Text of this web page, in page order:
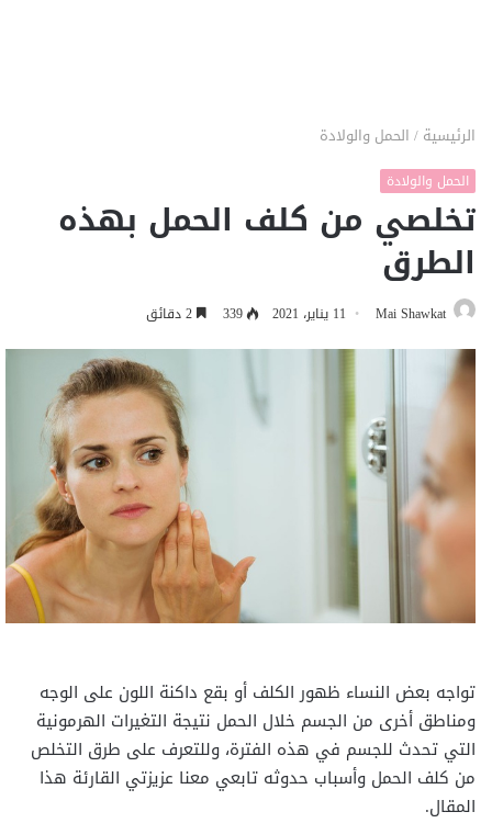
الرئيسية / الحمل والولادة
الحمل والولادة
تخلصي من كلف الحمل بهذه
الطرق
Mai Shawkat 11 يناير، 2021 339
تواجه بعض النساء ظهور الكلف أو بقع داكنة اللون على الوجه
ومناطق أخرى من الجسم خلال الحمل نتيجة التغيرات الهرمونية
التي تحدث للجسم في هذه الفترة، وللتعرف على طرق التخلص
من كلف الحمل وأسباب حدوثه تابعي معنا عزيزتي القارئة هذا
المقال.